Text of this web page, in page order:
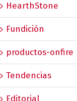
HearthStone
Fundición
productos-onfire
Tendencias
Editorial